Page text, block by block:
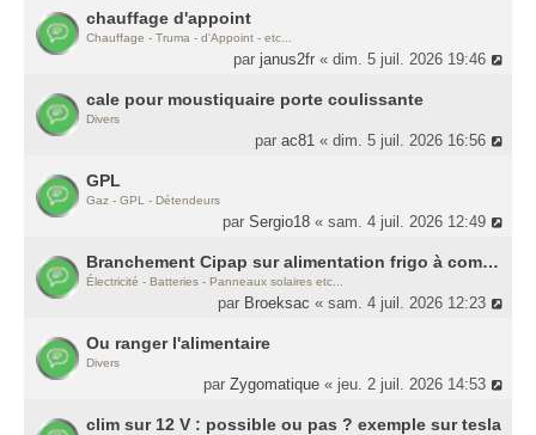
chauffage d'appoint
Chauffage - Truma - d'Appoint - etc...
par janus2fr « dim. 5 juil. 2026 19:46
cale pour moustiquaire porte coulissante
Divers
parac81 « dim. 5 juil. 2026 16:56
GPL
Gaz - GPL - Détendeurs
parSergio18 « sam. 4 juil. 2026 12:49
Branchement Cipap sur alimentation frigo à compression
Électricité - Batteries - Panneaux solaires etc...
par Broeksac « sam. 4 juil. 2026 12:23
Ou ranger l'alimentaire
Divers
parZygomatique « jeu. 2 juil. 2026 14:53
clim sur 12 V : possible ou pas ? exemple sur tesla